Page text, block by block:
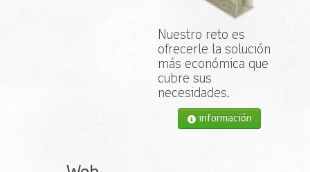
Nuestro reto es
ofrecerle la solución
más económica que
cubre sus
necesidades.
información